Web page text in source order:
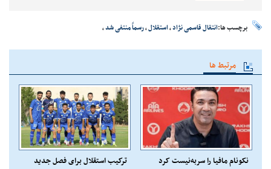
برچسب ها:انتقال قاسمی نژاد،استقلال،رسماً منتفی شد،
مرتبط ها
نکونام مافیا را سربه‌نیست کرد
ترکیب استقلال برای فصل جدید